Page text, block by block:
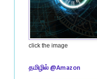
click the image
தமிழில் @Amazon